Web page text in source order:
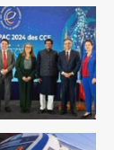
उत्तर-पश्चिम